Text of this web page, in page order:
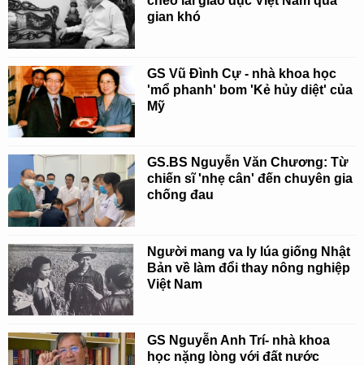
gian khó
GS Vũ Đình Cự - nhà khoa học
'mổ phanh' bom 'Kẻ hủy diệt' của
Mỹ
GS.BS Nguyễn Văn Chương: Từ
chiến sĩ 'nhẹ cân' đến chuyên gia
chống đau
Người mang va ly lúa giống Nhật
Bản về làm đổi thay nông nghiệp
Việt Nam
GS Nguyễn Anh Trí- nhà khoa
học nặng lòng với đất nước